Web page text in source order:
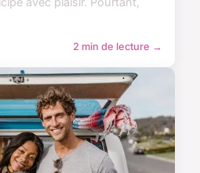
2 min de lecture →